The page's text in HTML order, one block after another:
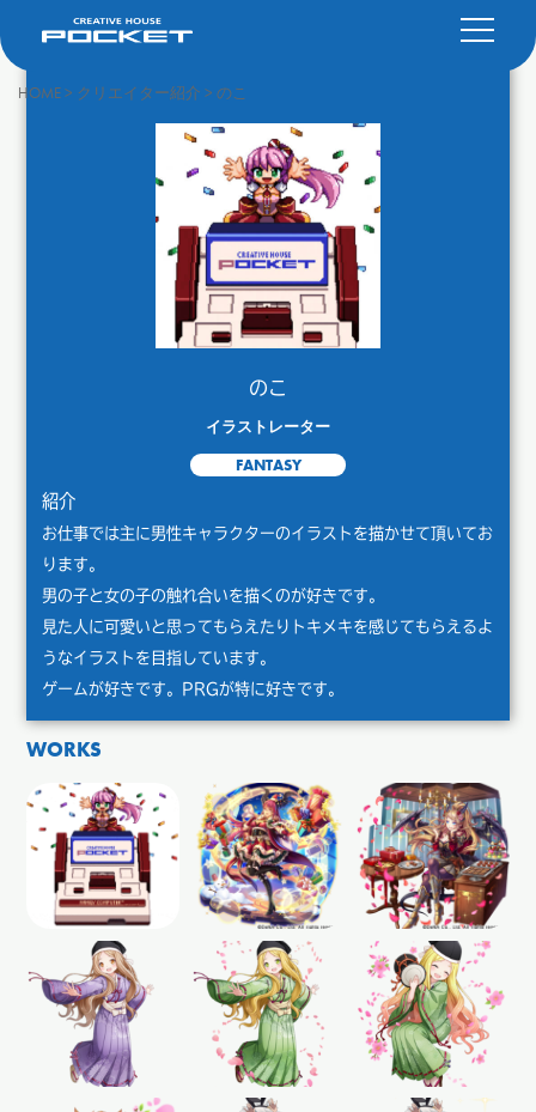
HOME> クリエイター紹介 > のこ
のこ
イラストレーター
FANTASY
紹介
お仕事では主に男性キャラクターのイラストを描かせて頂いてお
ります。
男の子と女の子の触れ合いを描くのが好きです。
見た人に可愛いと思ってもらえたりトキメキを感じてもらえるよ
うなイラストを目指しています。
ゲームが好きです。PRGが特に好きです。
WORKS